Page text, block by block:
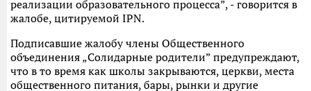
реализации образовательного процесса”, - говорится в
жалобе, цитируемой IPN.
Подписавшие жалобу члены Общественного
объединения „Солидарные родители” предупреждают,
что в то время как школы закрываются, церкви, места
общественного питания, бары, рынки и другие